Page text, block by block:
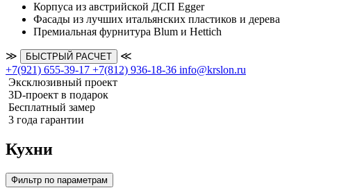
Корпуса из австрийской ДСП Egger
Фасады из лучших итальянских пластиков и дерева
Премиальная фурнитура Blum и Hettich
≫ БЫСТРЫЙ РАСЧЕТ
≪
+7(921) 655-39-17 +7(812) 936-18-36 info@krslon.ru
Эксклюзивный проект
3D-проект в подарок
Бесплатный замер
3 года гарантии
Кухни
Фильтр по параметрам